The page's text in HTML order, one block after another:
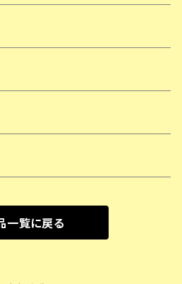
一覧に戻る